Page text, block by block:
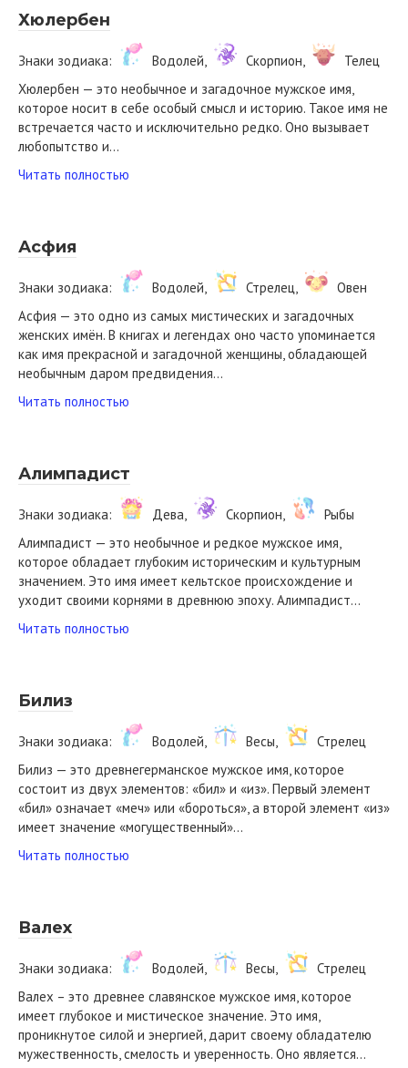
Хюлербен
Знаки зодиака: Водолей, Скорпион,
Телец
Хюлербен — это необычное и загадочное мужское имя,
которое носит в себе особый смысл и историю. Такое имя не
встречается часто и исключительно редко. Оно вызывает
любопытство и…
Читать полностью
Асфия
Знаки зодиака: Водолей, Стрелец,
Овен
Асфия — это одно из самых мистических и загадочных
женских имён. В книгах и легендах оно часто упоминается
как имя прекрасной и загадочной женщины, обладающей
необычным даром предвидения…
Читать полностью
Алимпадист
Знаки зодиака: Дева, Скорпион,
Рыбы
Алимпадист — это необычное и редкое мужское имя,
которое обладает глубоким историческим и культурным
значением. Это имя имеет кельтское происхождение и
уходит своими корнями в древнюю эпоху. Алимпадист…
Читать полностью
Билиз
Знаки зодиака: Водолей, Весы,
Стрелец
Билиз — это древнегерманское мужское имя, которое
состоит из двух элементов: «бил» и «из». Первый элемент
«бил» означает «меч» или «бороться», а второй элемент «из»
имеет значение «могущественный»…
Читать полностью
Валех
Знаки зодиака: Водолей, Весы,
Стрелец
Валех – это древнее славянское мужское имя, которое
имеет глубокое и мистическое значение. Это имя,
проникнутое силой и энергией, дарит своему обладателю
мужественность, смелость и уверенность. Оно является…